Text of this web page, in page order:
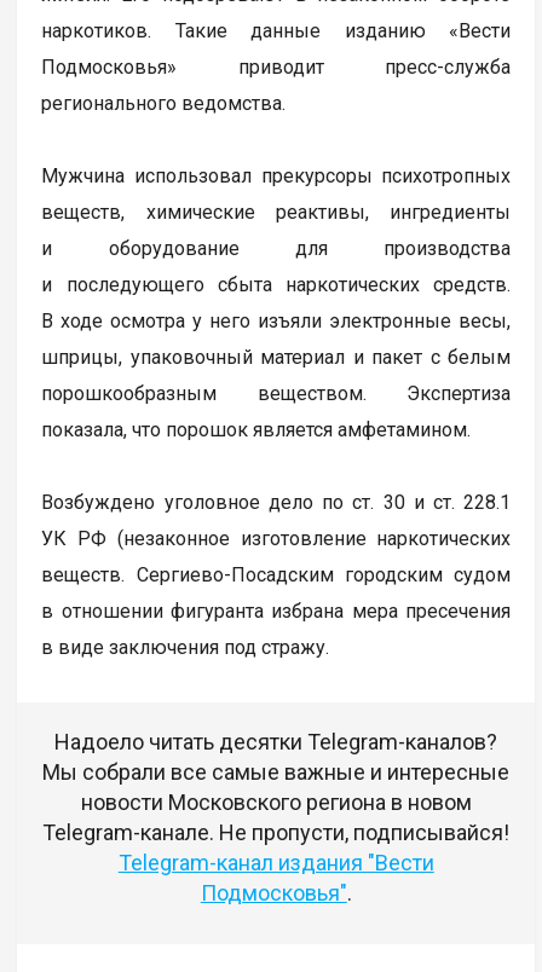
наркотиков. Такие данные изданию «Вести
Подмосковья» приводит пресс-служба
регионального ведомства.
Мужчина использовал прекурсоры психотропных
веществ, химические реактивы, ингредиенты
и оборудование для производства
и последующего сбыта наркотических средств.
В ходе осмотра у него изъяли электронные весы,
шприцы, упаковочный материал и пакет с белым
порошкообразным веществом. Экспертиза
показала, что порошок является амфетамином.
Возбуждено уголовное дело по ст. 30 и ст. 228.1
УК РФ (незаконное изготовление наркотических
веществ. Сергиево-Посадским городским судом
в отношении фигуранта избрана мера пресечения
в виде заключения под стражу.
Надоело читать десятки Telegram-каналов?
Мы собрали все самые важные и интересные
новости Московского региона в новом
Telegram-канале. Не пропусти, подписывайся!
Telegram-канал издания "Вести
Подмосковья".